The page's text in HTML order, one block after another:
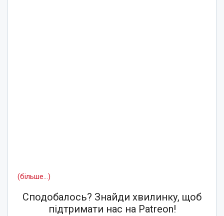
(більше…)
Сподобалось? Знайди хвилинку, щоб
підтримати нас на Patreon!